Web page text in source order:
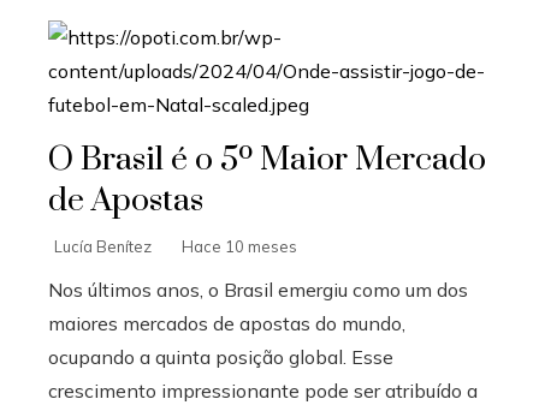
O Brasil é o 5º Maior Mercado
de Apostas
Lucía Benítez Hace 10 meses
Nos últimos anos, o Brasil emergiu como um dos
maiores mercados de apostas do mundo,
ocupando a quinta posição global. Esse
crescimento impressionante pode ser atribuído a